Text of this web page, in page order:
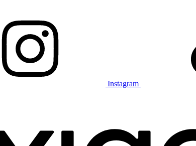
Instagram